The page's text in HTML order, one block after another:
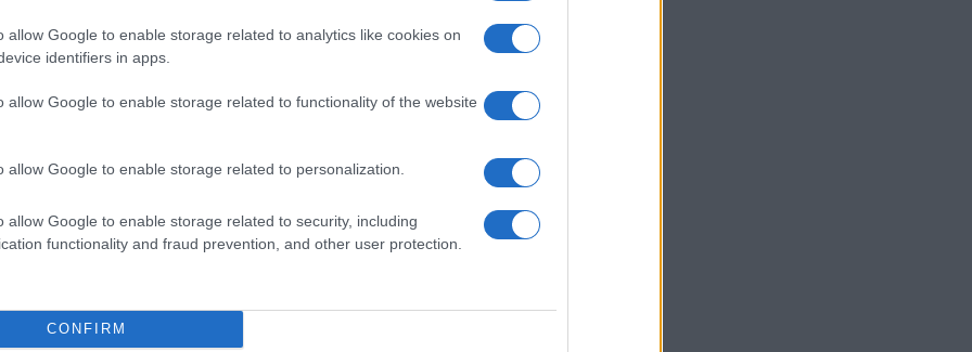
allow Google to enable storage related to analytics like cookies on
identifiers in apps.
allow Google to enable storage related to functionality of the website
allow Google to enable storage related to personalization.
allow Google to enable storage related to security, including
functionality and fraud prevention, and other user protection.
CONFIRM
készülék kimarad a
9 frissítésből – itt a
és továbbfejlesztett
több korábbi
Galaxy
ekkor rántja le a leplet az
Apple az új csúcsmobilokról
A szeptemberi eseményen az iPhone 18 Pro
hajlítható iPhone Ultra is bemutatkozhat,
miközben az áremelésekről szóló
találgatások továbbra is beárnyékolják a
rejtett
hat